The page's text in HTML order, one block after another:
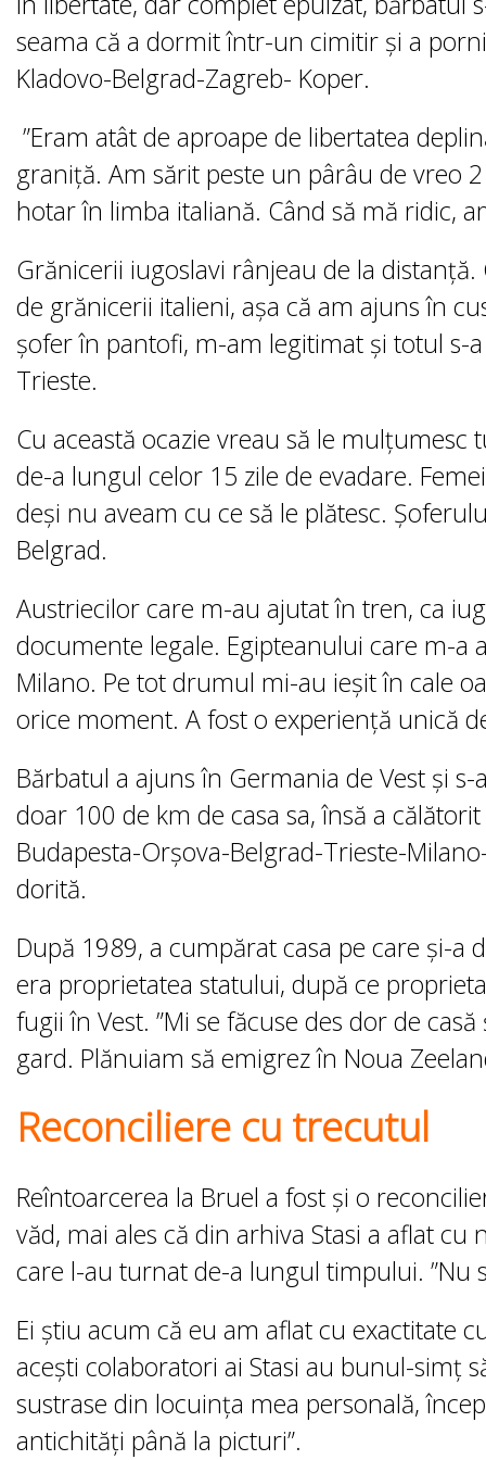
seama că a dormit într-un cimitir și a
Kladovo-Belgrad-Zagreb- Koper.
”Eram atât de aproape de libertatea
graniță. Am sărit peste un pârâu de vreo
hotar în limba italiană. Când să mă ridic,
Grănicerii iugoslavi rânjeau de la
de grănicerii italieni, așa că am ajuns în
șofer în pantofi, m-am legitimat și totul s-
Trieste.
Cu această ocazie vreau să le
de-a lungul celor 15 zile de evadare.
deși nu aveam cu ce să le plătesc.
Belgrad.
Austriecilor care m-au ajutat în tren, ca
documente legale. Egipteanului care m-a
Milano. Pe tot drumul mi-au ieșit în cale
orice moment. A fost o experiență unică
Bărbatul a ajuns în Germania de Vest și
doar 100 de km de casa sa, însă a
Budapesta-Orșova-Belgrad-Trieste-
dorită.
După 1989, a cumpărat casa pe care și-a
era proprietatea statului, după ce
fugii în Vest. ”Mi se făcuse des dor de
gard. Plănuiam să emigrez în Noua
Reconciliere cu trecutul
Reîntoarcerea la Bruel a fost și o
văd, mai ales că din arhiva Stasi a aflat
care l-au turnat de-a lungul timpului. ”Nu
Ei știu acum că eu am aflat cu exactitate
acești colaboratori ai Stasi au bunul-simț
sustrase din locuința mea personală,
antichități până la picturi”.